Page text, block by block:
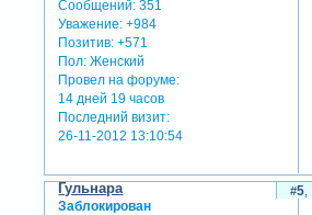
Сообщений: 351
Уважение: +984
Позитив: +571
Пол: Женский
Провел на форуме:
14 дней 19 часов
Последний визит:
26-11-2012 13:10:54
5
Гульнара
Заблокирован